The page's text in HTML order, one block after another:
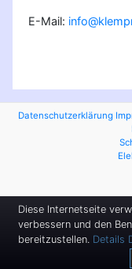
E-Mail:
Datenschutzerklärung
Diese Internetseite
verbessern und den
bereitzustellen. Details